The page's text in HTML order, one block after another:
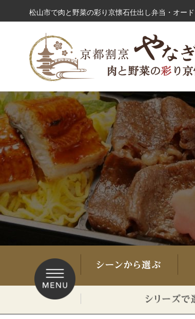
キ
ッ
プ
松山市で肉と野菜の彩り京懐石仕出し弁当・オー
シーンから選ぶ